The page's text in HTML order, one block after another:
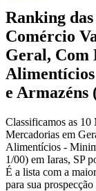
Ranking
Comércio
Geral, Com
e Armazéns
Classificamos as 10
Mercadorias em
Alimentícios -
1/00) em Iaras, SP
É a lista com a
para sua